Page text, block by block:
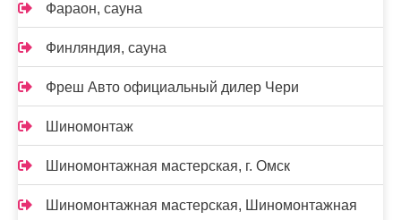
Фараон, сауна
Финляндия, сауна
Фреш Авто официальный дилер Чери
Шиномонтаж
Шиномонтажная мастерская, г. Омск
Шиномонтажная мастерская, Шиномонтажная